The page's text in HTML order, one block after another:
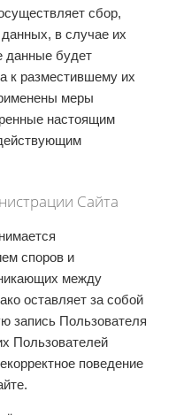
сбор,
в случае их
данные будет
к разместившему их
меры
настоящим
Сайта
споров и
между
оставляет за собой
запись Пользователя
Пользователей
поведение